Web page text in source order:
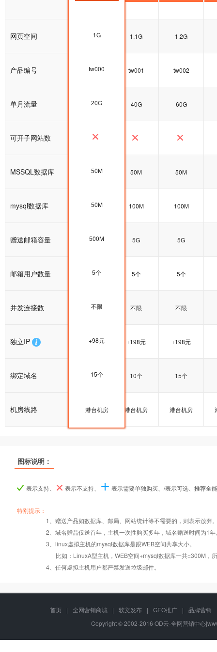
网页空间 1G 1.1G 1.2G
产品编号 tw000 tw001 tw002
单月流量 20G 40G 60G
可开子网站数
MSSQL数据库 50M 50M 50M
mysql数据库 100M 100M 100M
赠送邮箱容量 5G 5G 5G
邮箱用户数量 5个 5个 5个
并发连接数 不限 不限 不限
独立IP +198元 +198元 +198元
绑定域名 15个 10个 15个
机房线路 港台机房 港台机房 港台机房
1G
tw000
20G
50M
50M
500M
5个
不限
+98元
15个
港台机房
产品名称
Windows2008/
Linux
Windows2008/
Linux
Windows2008/
Linux
产品名称
错误页面定义
产品名称
数据定期备份
数据自助恢复
图标说明：
表示支持、 表示不支持、 表示需要单独购买、/表示可选、推荐全
特别提示：
1、赠送产品如数据库、邮局、网站统计等不需要的，则表示放弃
2、域名赠品仅送首年，主机一次性购买多年，域名赠送时间为1年
3、linux虚拟主机的mysql数据库是跟WEB空间共享大小。
比如：LinuxA型主机，WEB空间+mysql数据库一共=300M，
4、任何虚拟主机用户都严禁发送垃圾邮件。
首页 | 全网营销商城 | 软文发布 | GEO推广 | 品牌营销
Copyright © 2002-2016 OD云-全网营销中心